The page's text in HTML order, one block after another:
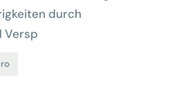
durch
Versp